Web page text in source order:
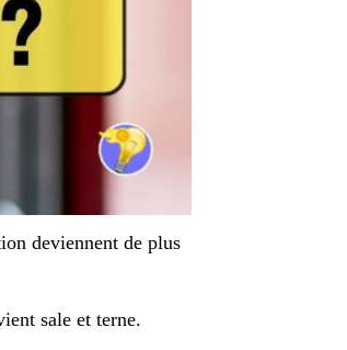
deviennent de plus
sale et terne.